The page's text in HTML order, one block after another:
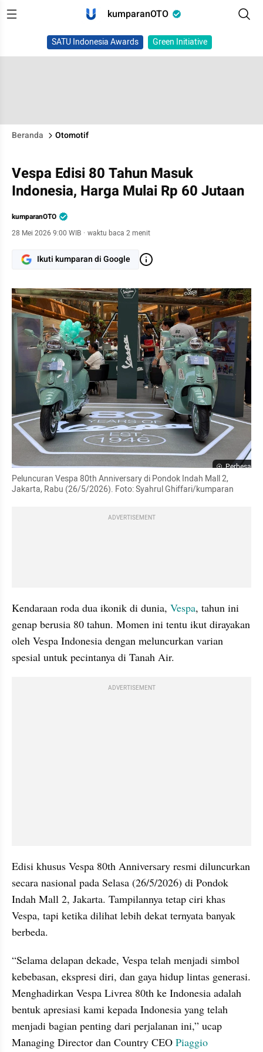
kumparanOTO
SATU Indonesia Awards Green Initiative
Beranda Otomotif
Vespa Edisi 80 Tahun Masuk
Indonesia, Harga Mulai Rp 60 Jutaan
kumparanOTO
28 Mei 2026 9:00 WIB · waktu baca 2 menit
Ikuti kumparan di Google
Perbesar
Peluncuran Vespa 80th Anniversary di Pondok Indah Mall 2,
Jakarta, Rabu (26/5/2026). Foto: Syahrul Ghiffari/kumparan
ADVERTISEMENT
Kendaraan roda dua ikonik di dunia, Vespa, tahun ini
genap berusia 80 tahun. Momen ini tentu ikut dirayakan
oleh Vespa Indonesia dengan meluncurkan varian
spesial untuk pecintanya di Tanah Air.
ADVERTISEMENT
Edisi khusus Vespa 80th Anniversary resmi diluncurkan
secara nasional pada Selasa (26/5/2026) di Pondok
Indah Mall 2, Jakarta. Tampilannya tetap ciri khas
Vespa, tapi ketika dilihat lebih dekat ternyata banyak
berbeda.
“Selama delapan dekade, Vespa telah menjadi simbol
kebebasan, ekspresi diri, dan gaya hidup lintas generasi.
Menghadirkan Vespa Livrea 80th ke Indonesia adalah
bentuk apresiasi kami kepada Indonesia yang telah
menjadi bagian penting dari perjalanan ini,” ucap
Managing Director dan Country CEO Piaggio